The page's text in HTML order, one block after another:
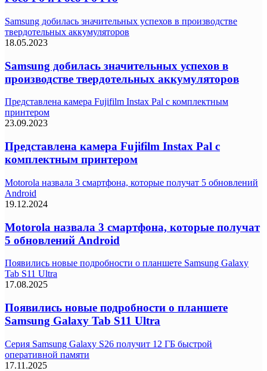
Samsung добилась значительных успехов в производстве
твердотельных аккумуляторов
18.05.2023
Samsung добилась значительных успехов в
производстве твердотельных аккумуляторов
Представлена камера Fujifilm Instax Pal с комплектным
принтером
23.09.2023
Представлена камера Fujifilm Instax Pal с
комплектным принтером
Motorola назвала 3 смартфона, которые получат 5 обновлений
Android
19.12.2024
Motorola назвала 3 смартфона, которые получат
5 обновлений Android
Появились новые подробности о планшете Samsung Galaxy
Tab S11 Ultra
17.08.2025
Появились новые подробности о планшете
Samsung Galaxy Tab S11 Ultra
Серия Samsung Galaxy S26 получит 12 ГБ быстрой
оперативной памяти
17.11.2025